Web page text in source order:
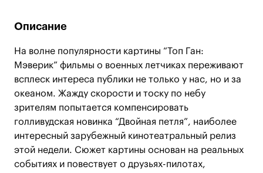
Описание
На волне популярности картины “Топ Ган:
Мэверик” фильмы о военных летчиках переживают
всплеск интереса публики не только у нас, но и за
океаном. Жажду скорости и тоску по небу
зрителям попытается компенсировать
голливудская новинка “Двойная петля”, наиболее
интересный зарубежный кинотеатральный релиз
этой недели. Сюжет картины основан на реальных
событиях и повествует о друзьях-пилотах,